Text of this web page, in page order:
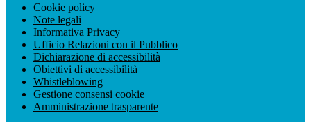
Cookie policy
Note legali
Informativa Privacy
Ufficio Relazioni con il Pubblico
Dichiarazione di accessibilità
Obiettivi di accessibilità
Whistleblowing
Gestione consensi cookie
Amministrazione trasparente